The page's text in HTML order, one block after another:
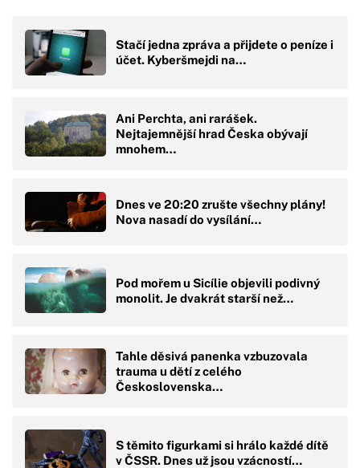
Stačí jedna zpráva a přijdete o peníze i
účet. Kyberšmejdi na…
Ani Perchta, ani rarášek.
Nejtajemnější hrad Česka obývají
mnohem…
Dnes ve 20:20 zrušte všechny plány!
Nova nasadí do vysílání…
Pod mořem u Sicílie objevili podivný
monolit. Je dvakrát starší než…
Tahle děsivá panenka vzbuzovala
trauma u dětí z celého
Československa…
S těmito figurkami si hrálo každé dítě
v ČSSR. Dnes už jsou vzácností…